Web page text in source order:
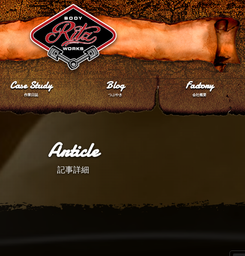
Case Study
作業日誌
Blog
つぶやき
Factory
会社概要
Article
記事詳細